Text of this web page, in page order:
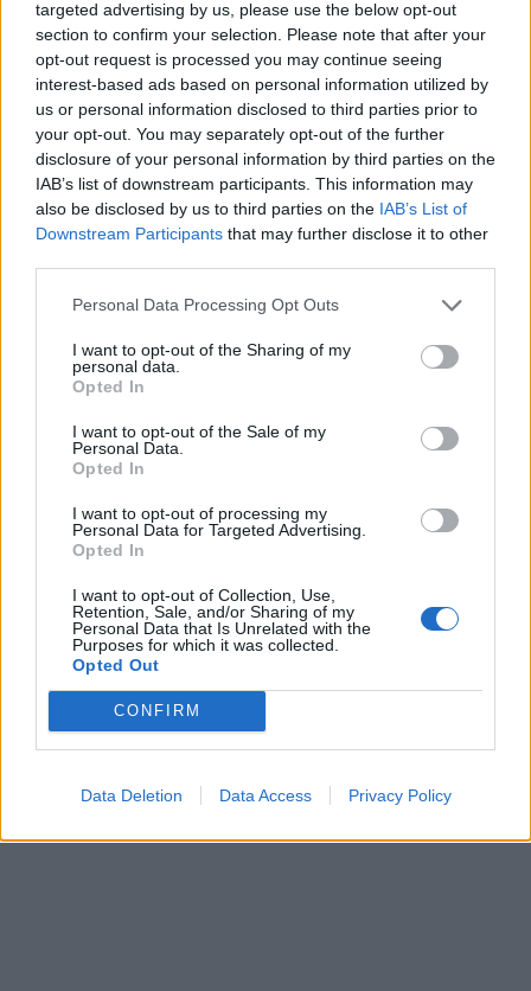
targeted advertising by us, please use the below opt-out
section to confirm your selection. Please note that after your
opt-out request is processed you may continue seeing
interest-based ads based on personal information utilized by
us or personal information disclosed to third parties prior to
your opt-out. You may separately opt-out of the further
disclosure of your personal information by third parties on the
IAB’s list of downstream participants. This information may
also be disclosed by us to third parties on the IAB’s List of
Downstream Participants that may further disclose it to other
Personal Data Processing Opt Outs
I want to opt-out of the Sharing of my
personal data.
Opted In
I want to opt-out of the Sale of my
Personal Data.
Opted In
I want to opt-out of processing my
Personal Data for Targeted Advertising.
Opted In
I want to opt-out of Collection, Use,
Retention, Sale, and/or Sharing of my
Personal Data that Is Unrelated with the
Purposes for which it was collected.
Opted Out
CONFIRM
Data Deletion Data Access Privacy Policy
hamburger en quelques secondes. Placez la tranche
de fromage sur le dessus de la viande après qu’il
soit bon et brun et ajouter un peu d’eau dans la
casserole. Couvrir avec un couvercle et la vapeur va
fondre le fromage en quelques secondes.
Vaporisez votre planche à couper ou votre
couteau avec un peu de jus de citron avant de
couper les oignons.